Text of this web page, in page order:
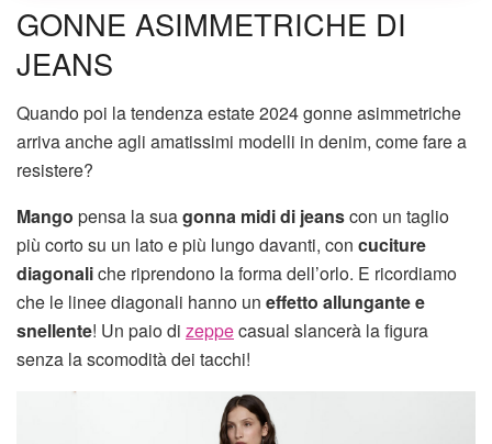
GONNE ASIMMETRICHE DI
JEANS
Quando poi la tendenza estate 2024 gonne asimmetriche
arriva anche agli amatissimi modelli in denim, come fare a
resistere?
Mango pensa la suagonna midi di jeanscon un taglio
più corto su un lato e più lungo davanti, con cuciture
diagonaliche riprendono la forma dell’orlo. E ricordiamo
che le linee diagonali hanno un effetto allungante e
snellente! Un paio di zeppecasual slancerà la figura
senza la scomodità dei tacchi!